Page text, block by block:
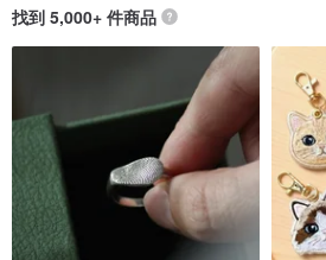
找到 5,000+ 件商品